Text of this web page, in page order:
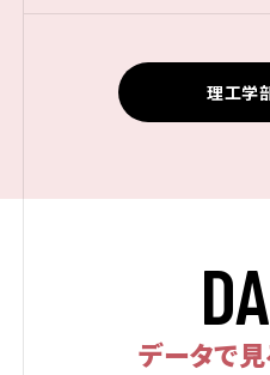
理工学
DA
データで